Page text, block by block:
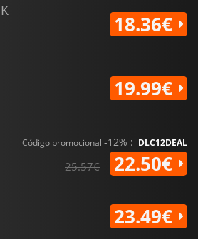
18.36€
19.99€
Código promocional -12% : DLC12DEAL
25.57€ 22.50€
23.49€